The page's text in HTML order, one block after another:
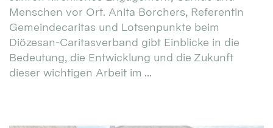
Menschen vor Ort. Anita Borchers, Referentin
Gemeindecaritas und Lotsenpunkte beim
Diözesan-Caritasverband gibt Einblicke in die
Bedeutung, die Entwicklung und die Zukunft
dieser wichtigen Arbeit im ...